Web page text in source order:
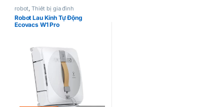
robot,Thiết bị gia đình
Robot Lau Kính Tự Động
Ecovacs W1 Pro